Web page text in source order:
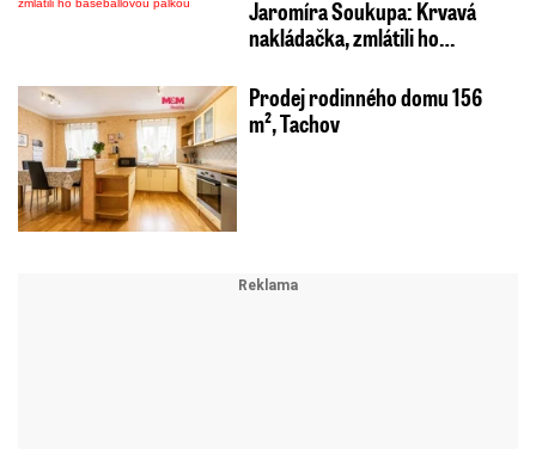
Jaromíra Soukupa: Krvavá
nakládačka, zmlátili ho…
Prodej rodinného domu 156
m², Tachov